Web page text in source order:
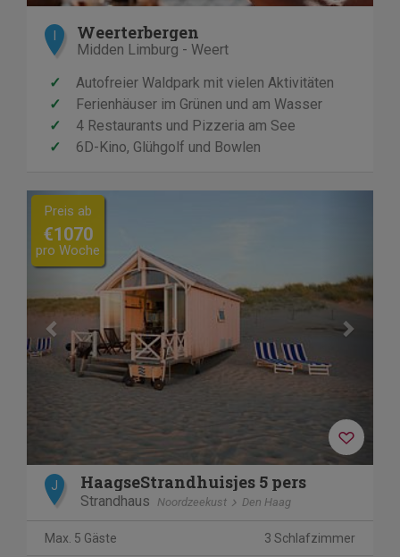
Weerterbergen
Midden Limburg - Weert
✓
Autofreier Waldpark mit vielen Aktivitäten
✓
Ferienhäuser im Grünen und am Wasser
✓
4 Restaurants und Pizzeria am See
✓
6D-Kino, Glühgolf und Bowlen
Previous
Preis ab
€1070
pro Woche
J HaagseStrandhuisjes 5 pers
Strandhaus Noordzeekust Den Haag
Max. 5 Gäste 3 Schlafzimmer